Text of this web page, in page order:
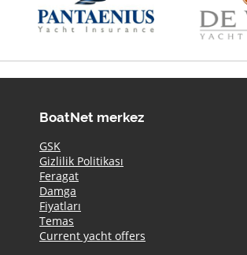
BoatNet merkez
GSK
Gizlilik Politikası
Feragat
Damga
Fiyatları
Temas
Current yacht offers